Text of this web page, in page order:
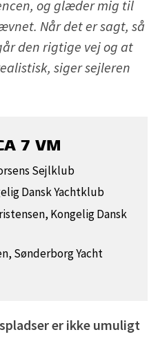
og glæder mig til
Når det er sagt, så
den rigtige vej og at
siger sejleren
7 VM
Sejlklub
Dansk Yachtklub
Kongelig Dansk
Sønderborg Yacht
er ikke umuligt